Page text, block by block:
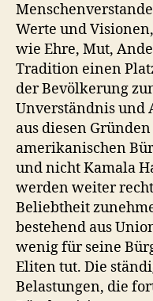
Werte und
wie Ehre, Mut,
Tradition einen
der Bevölkerung
Unverständnis und
aus diesen
amerikanischen
und nicht Kamala
werden weiter
Beliebtheit
bestehend aus
wenig für seine
Eliten tut. Die
Belastungen, die